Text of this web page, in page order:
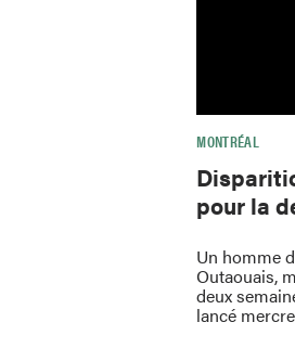
MONTRÉAL
pour la
Un homme
Outaouais,
deux
lancé